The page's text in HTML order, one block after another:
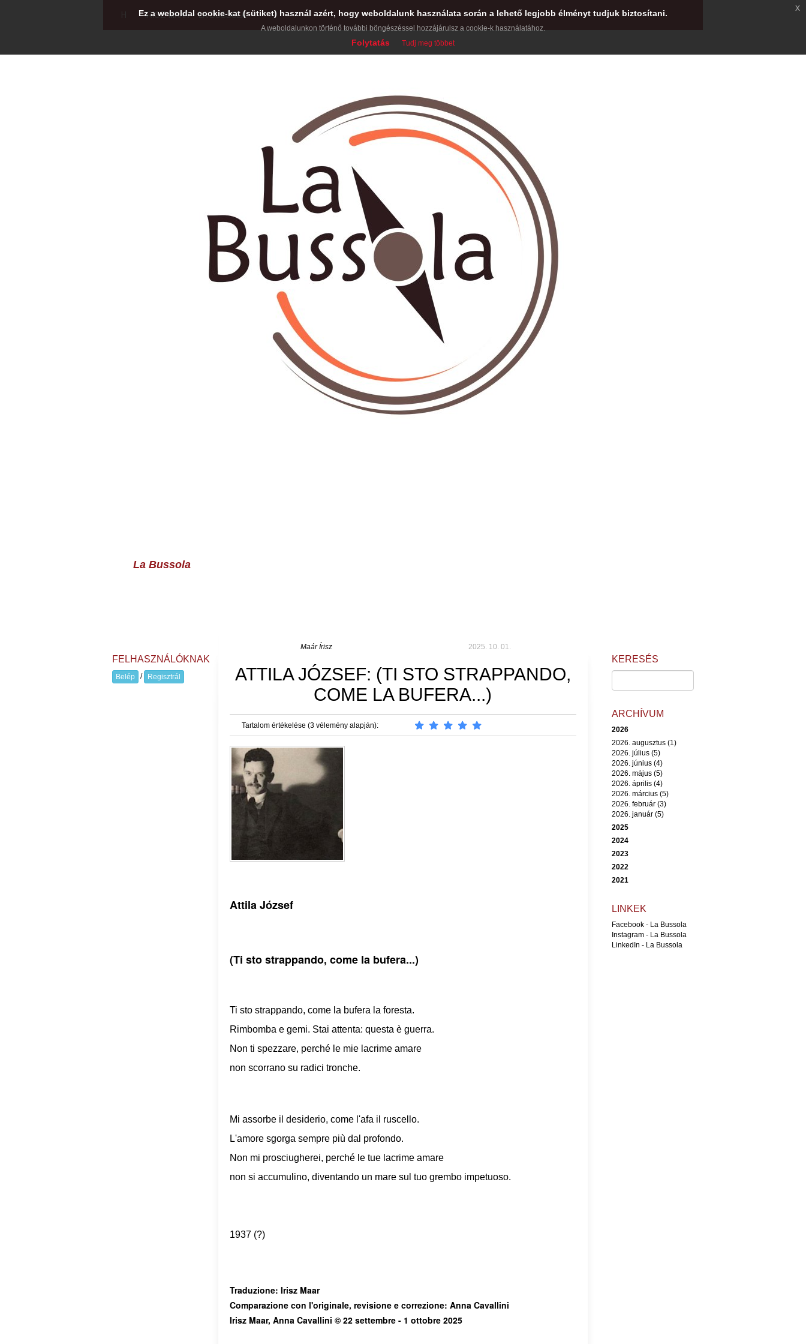
IRISZ MAAR - LA BUSSOLA
La Bussola
Maár Írisz 2025. 10. 01.
ATTILA JÓZSEF: (TI STO STRAPPANDO,
COME LA BUFERA...)
Tartalom értékelése (3 vélemény alapján):
Attila József
(Ti sto strappando, come la bufera...)
Ti sto strappando, come la bufera la foresta.
Rimbomba e gemi. Stai attenta: questa è guerra.
Non ti spezzare, perché le mie lacrime amare
non scorrano su radici tronche.
Mi assorbe il desiderio, come l'afa il ruscello.
L'amore sgorga sempre più dal profondo.
Non mi prosciugherei, perché le tue lacrime amare
non si accumulino, diventando un mare sul tuo grembo impetuoso.
1937 (?)
Traduzione: Irisz Maar
Comparazione con l'originale, revisione e correzione: Anna Cavallini
Irisz Maar, Anna Cavallini © 22 settembre - 1 ottobre 2025
FELHASZNÁLÓKNAK
Belép / Regisztrál
KERESÉS
ARCHÍVUM
2026
2026. augusztus (1)
2026. július (5)
2026. június (4)
2026. május (5)
2026. április (4)
2026. március (5)
2026. február (3)
2026. január (5)
2025
2024
2023
2022
2021
LINKEK
Facebook - La Bussola
Instagram - La Bussola
LinkedIn - La Bussola
Ez a weboldal cookie-kat (sütiket) használ azért, hogy weboldalunk használata során a lehető legjobb élményt tudjuk biztosítani.
A weboldalunkon történő további böngészéssel hozzájárulsz a cookie-k használatához.
Folytatás Tudj meg többet
x